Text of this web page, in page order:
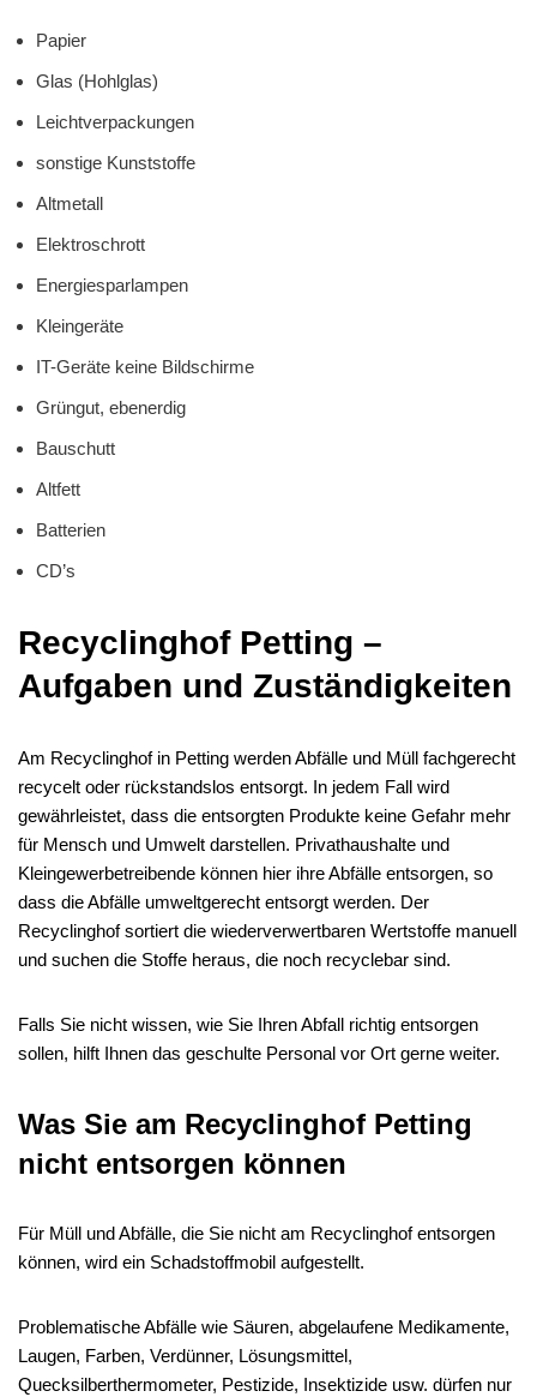
Papier
Glas (Hohlglas)
Leichtverpackungen
sonstige Kunststoffe
Altmetall
Elektroschrott
Energiesparlampen
Kleingeräte
IT-Geräte keine Bildschirme
Grüngut, ebenerdig
Bauschutt
Altfett
Batterien
CD’s
Recyclinghof Petting –
Aufgaben und Zuständigkeiten
Am Recyclinghof in Petting werden Abfälle und Müll fachgerecht
recycelt oder rückstandslos entsorgt. In jedem Fall wird
gewährleistet, dass die entsorgten Produkte keine Gefahr mehr
für Mensch und Umwelt darstellen. Privathaushalte und
Kleingewerbetreibende können hier ihre Abfälle entsorgen, so
dass die Abfälle umweltgerecht entsorgt werden. Der
Recyclinghof sortiert die wiederverwertbaren Wertstoffe manuell
und suchen die Stoffe heraus, die noch recyclebar sind.
Falls Sie nicht wissen, wie Sie Ihren Abfall richtig entsorgen
sollen, hilft Ihnen das geschulte Personal vor Ort gerne weiter.
Was Sie am Recyclinghof Petting
nicht entsorgen können
Für Müll und Abfälle, die Sie nicht am Recyclinghof entsorgen
können, wird ein Schadstoffmobil aufgestellt.
Problematische Abfälle wie Säuren, abgelaufene Medikamente,
Laugen, Farben, Verdünner, Lösungsmittel,
Quecksilberthermometer, Pestizide, Insektizide usw. dürfen nur